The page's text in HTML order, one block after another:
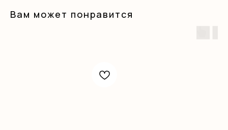
Вам может понравится